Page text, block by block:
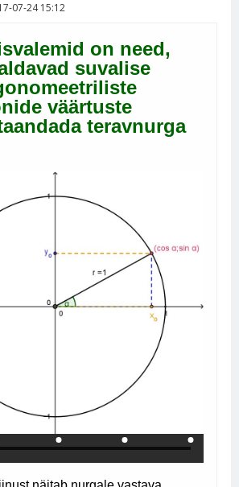
07-24 15:12